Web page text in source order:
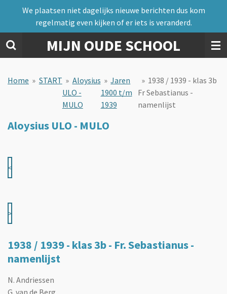
naar
de
hoofdinhoud
MIJN OUDE SCHOOL
We plaatsen niet dagelijks nieuwe berichten dus kom
regelmatig even kijken of er iets is veranderd.
Home » START » Aloysius
ULO -
MULO
» Jaren
1900 t/m
1939
» 1938 / 1939 - klas 3b
Fr Sebastianus -
namenlijst
Aloysius ULO - MULO
<
>
1938 / 1939 - klas 3b - Fr. Sebastianus -
namenlijst
N. Andriessen
G. van de Berg